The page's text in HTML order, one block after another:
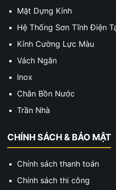
Mặt Dựng Kính
Hệ Thống Sơn Tĩnh Điện
Kính Cường Lực Màu
Vách Ngăn
Inox
Chân Bồn Nước
Trần Nhà
CHÍNH SÁCH & BẢO MẬT
Chính sách thanh toán
Chính sách thi công